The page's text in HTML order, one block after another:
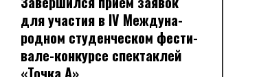
для участия в IV Меж­ду­на­
род­ном сту­ден­чес­ком фес­ти­
вале-кон­кур­се спек­таклей